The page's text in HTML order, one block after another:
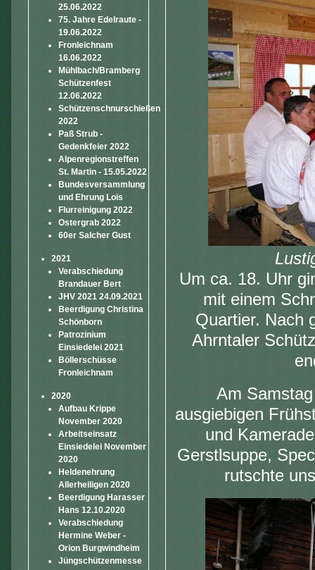
25.06.2022
75. Jahre Edelraute -
19.06.2022
Fronleichnam
16.06.2022
Mühlbach/Bramberg
Schützenfest
12.06.2022
Schützenschnurschießen
2022
Paß Strub -
Gedenkfeier 2022
Alpenregionstreffen
St. Martin - 15.05.2022
Bundesversammlung
und Ehrung Lois
Flurreinigung 2022
Ostergrab 2022
60er Salcher Gust
2021
Verabschiedung
Brandauer Bert
JHV 2021 24.09.2021
Beerdigung Christina
Schönborn
Patrozinium
Einsiedelei 2021
Böllerschüsse
Fronleichnam
2020
Aufbau Krippe
November 2020
Arbeitseinsatz
Einsiedelei November
2020
Heldenehrung
Allerheiligen 2020
Beerdigung Harasser
Hans 12.10.2020
Verabschiedung
Hermine Weber -
Orion Burgwindheim
Jüngschützenmesse
Um ca. 18. Uhr
mit einem
Quartier. Nach
Ahrntaler
Am
ausgiebigen
und
Gerstlsuppe,
rutschte